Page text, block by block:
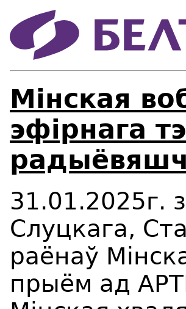
Мінская
эфірнага
31.01.2025г.
Слуцкага,
раёнаў
прыём ад